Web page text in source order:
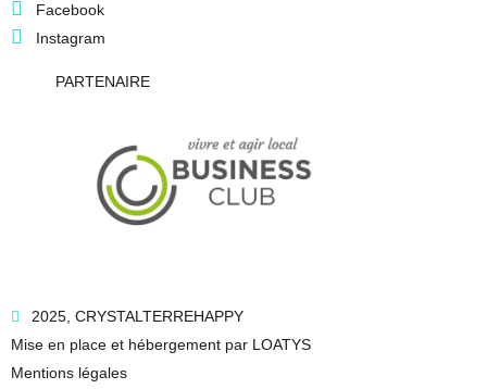
Facebook
Instagram
PARTENAIRE
2025, CRYSTALTERREHAPPY
Mise en place et hébergement par LOATYS
Mentions légales